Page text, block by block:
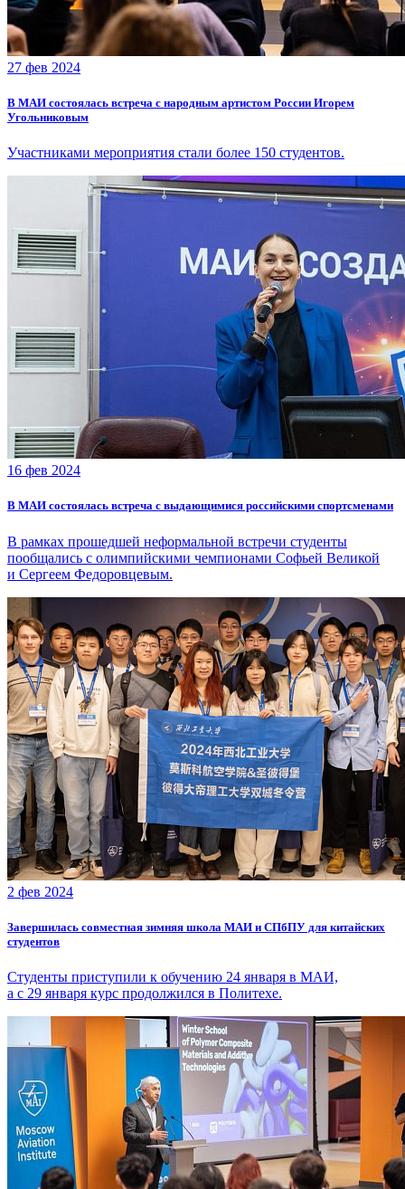
27 фев 2024
В МАИ состоялась встреча с народным артистом России Игорем
Угольниковым
Участниками мероприятия стали более 150 студентов.
16 фев 2024
В МАИ состоялась встреча с выдающимися российскими спортсменами
В рамках прошедшей неформальной встречи студенты
пообщались с олимпийскими чемпионами Софьей Великой
и Сергеем Федоровцевым.
2 фев 2024
Завершилась совместная зимняя школа МАИ и СПбПУ для китайских
студентов
Студенты приступили к обучению 24 января в МАИ,
а с 29 января курс продолжился в Политехе.